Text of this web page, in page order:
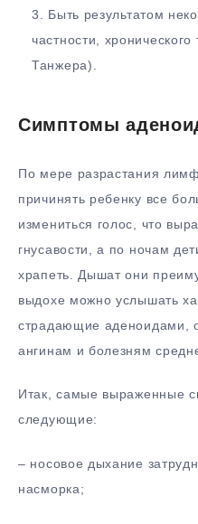
Быть результатом
частности,
Танжера).
Симптомы
По мере разрастания
причинять ребенку все
измениться голос, что
гнусавости, а по ночам
храпеть. Дышат они
выдохе можно услышать
страдающие аденоидами,
ангинам и болезням
Итак, самые выраженные
следующие:
– носовое дыхание
насморка;